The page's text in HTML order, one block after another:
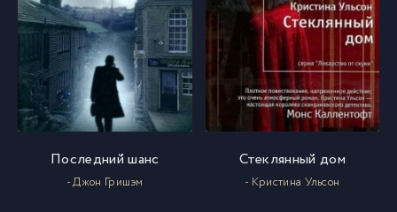
Последний шанс
- Джон Гришэм
Стеклянный дом
- Кристина Ульсон